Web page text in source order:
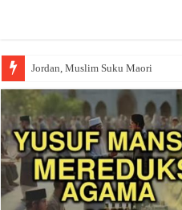
Jordan, Muslim Suku Maori
Wakaf Emas Muktamar